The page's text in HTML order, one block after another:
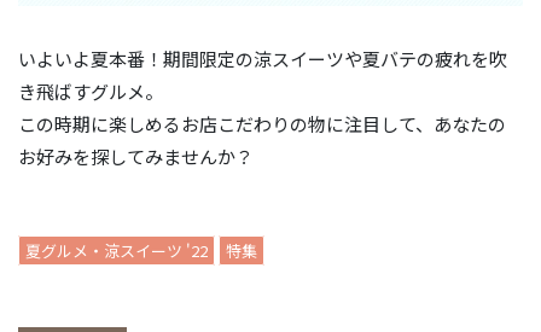
いよいよ夏本番！期間限定の涼スイーツや夏バテの疲れを吹
き飛ばすグルメ。
この時期に楽しめるお店こだわりの物に注目して、あなたの
お好みを探してみませんか？
夏グルメ・涼スイーツ '22 特集